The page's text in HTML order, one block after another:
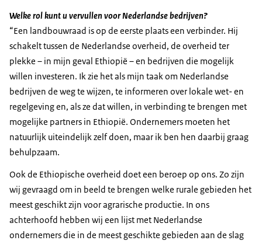
Welke rol kunt u vervullen voor Nederlandse bedrijven?
“Een landbouwraad is op de eerste plaats een verbinder. Hij
schakelt tussen de Nederlandse overheid, de overheid ter
plekke – in mijn geval Ethiopië – en bedrijven die mogelijk
willen investeren. Ik zie het als mijn taak om Nederlandse
bedrijven de weg te wijzen, te informeren over lokale wet- en
regelgeving en, als ze dat willen, in verbinding te brengen met
mogelijke partners in Ethiopië. Ondernemers moeten het
natuurlijk uiteindelijk zelf doen, maar ik ben hen daarbij graag
behulpzaam.
Ook de Ethiopische overheid doet een beroep op ons. Zo zijn
wij gevraagd om in beeld te brengen welke rurale gebieden het
meest geschikt zijn voor agrarische productie. In ons
achterhoofd hebben wij een lijst met Nederlandse
ondernemers die in de meest geschikte gebieden aan de slag